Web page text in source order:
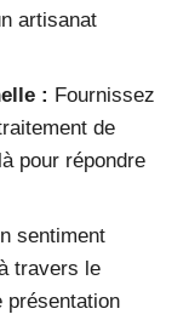
artisanat
: Fournissez
de
pour répondre
sentiment
travers le
présentation